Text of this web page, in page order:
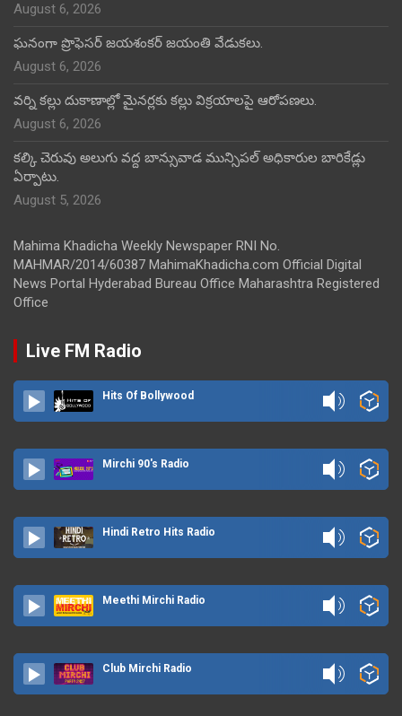
August 6, 2026
ఘనంగా ప్రొఫెసర్ జయశంకర్ జయంతి వేడుకలు.
August 6, 2026
వర్ని కల్లు దుకాణాల్లో మైనర్లకు కల్లు విక్రయాలపై ఆరోపణలు.
August 6, 2026
కల్కి చెరువు అలుగు వద్ద బాన్సువాడ మున్సిపల్ అధికారుల బారికేడ్లు
ఏర్పాటు.
August 5, 2026
Mahima Khadicha Weekly Newspaper RNI No.
MAHMAR/2014/60387 MahimaKhadicha.com Official Digital
News Portal Hyderabad Bureau Office Maharashtra Registered
Office
Live FM Radio
Hits Of Bollywood
Mirchi 90's Radio
Hindi Retro Hits Radio
Meethi Mirchi Radio
Club Mirchi Radio